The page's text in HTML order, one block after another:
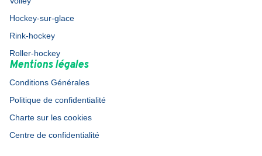
Hockey-sur-glace
Rink-hockey
Roller-hockey
Mentions légales
Conditions Générales
Politique de confidentialité
Charte sur les cookies
Centre de confidentialité